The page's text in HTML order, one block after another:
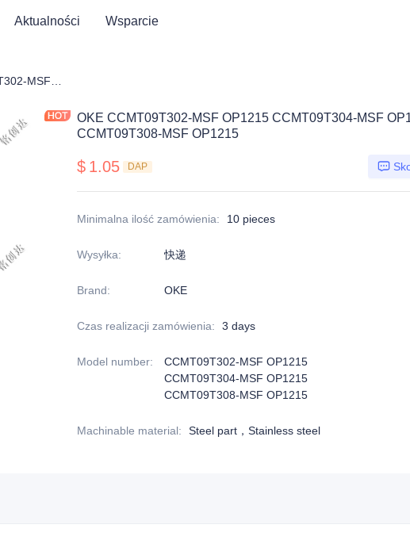
Aktualności Wsparcie
OKE CCMT09T302-MSF OP1215 CCMT09T304-MSF
CCMT09T308-MSF OP1215
$ 1.05 DAP
Minimalna ilość zamówienia: 10 pieces
Wysyłka: 快递
Brand: OKE
Czas realizacji zamówienia: 3 days
Model number:
CCMT09T302-MSF OP1215
CCMT09T304-MSF OP1215
CCMT09T308-MSF OP1215
Machinable material: Steel part，Stainless steel